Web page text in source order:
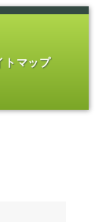
トマップ